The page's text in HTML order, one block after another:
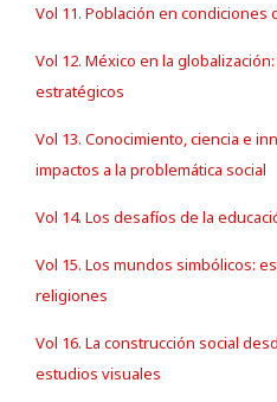
Vol 11. Población en
Vol 12. México en la
estratégicos
Vol 13. Conocimiento, ciencia e
impactos a la problemática social
Vol 14. Los desafíos de la
Vol 15. Los mundos simbólicos:
religiones
Vol 16. La construcción social
estudios visuales